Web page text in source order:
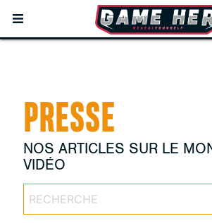
PRESSE
NOS ARTICLES SUR LE
VIDÉO